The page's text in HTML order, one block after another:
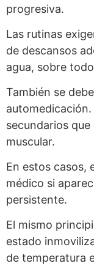
progresiva.
Las rutinas
de descansos
agua, sobre
También se
secundarios
muscular.
En estos casos,
médico si
persistente.
El mismo
estado
de temperatura